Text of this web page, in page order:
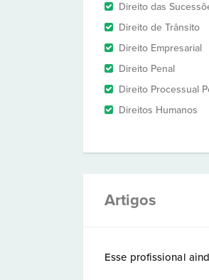
Direito das
Direito de Trânsito
Direito Empresarial
Direito Penal
Direito Processual
Direitos Humanos
Artigos
Esse profissional